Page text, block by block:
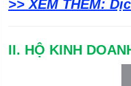
>> XEM THÊM:
II. HỘ KINH